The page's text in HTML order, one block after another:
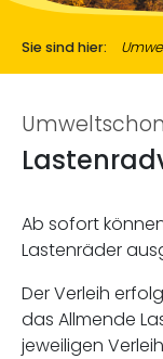
Sie sind hier:
Ab sofort
Lastenräder
Der Verleih
das Allmende
jeweiligen